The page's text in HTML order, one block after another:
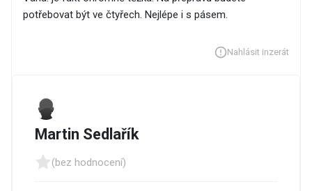
potřebovat být ve čtyřech. Nejlépe i s pásem.
Nahlásit inzerát
Martin Sedlařík
(bez hodnocení)